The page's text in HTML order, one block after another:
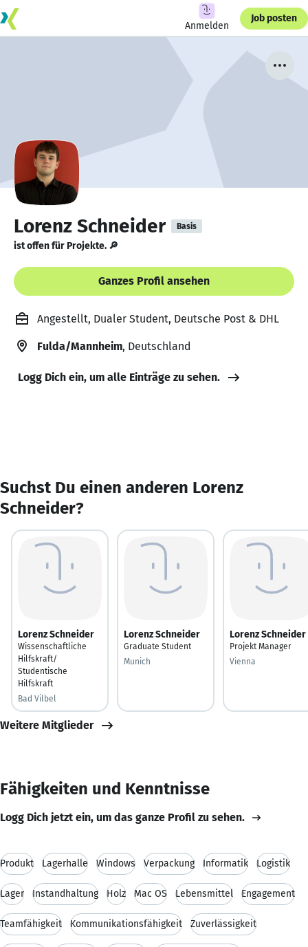
Anmelden
Job posten
Lorenz Schneider Basis
ist offen für Projekte. 🔎
Ganzes Profil ansehen
Angestellt, Dualer Student, Deutsche Post & DHL
Fulda/Mannheim, Deutschland
Logg Dich ein, um alle Einträge zu sehen.
Suchst Du einen anderen Lorenz
Schneider?
Lorenz Schneider
Wissenschaftliche
Hilfskraft/
Studentische
Hilfskraft
Bad Vilbel
Lorenz Schneider
Graduate Student
Munich
Lorenz Schneider
Projekt Manager
Vienna
Weitere Mitglieder
Fähigkeiten und Kenntnisse
Logg Dich jetzt ein, um das ganze Profil zu sehen.
Produkt Lagerhalle Windows Verpackung Informatik Logistik
Lager Instandhaltung Holz Mac OS Lebensmittel Engagement
Teamfähigkeit Kommunikationsfähigkeit Zuverlässigkeit